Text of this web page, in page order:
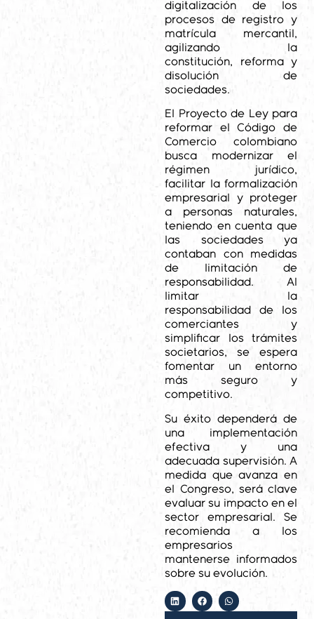
digitalización de los
procesos de registro y
matrícula mercantil,
agilizando la
constitución, reforma y
disolución de
sociedades.
El Proyecto de Ley para
reformar el Código de
Comercio colombiano
busca modernizar el
régimen jurídico,
facilitar la formalización
empresarial y proteger
a personas naturales,
teniendo en cuenta que
las sociedades ya
contaban con medidas
de limitación de
responsabilidad. Al
limitar la
responsabilidad de los
comerciantes y
simplificar los trámites
societarios, se espera
fomentar un entorno
más seguro y
competitivo.
Su éxito dependerá de
una implementación
efectiva y una
adecuada supervisión. A
medida que avanza en
el Congreso, será clave
evaluar su impacto en el
sector empresarial. Se
recomienda a los
empresarios
mantenerse informados
sobre su evolución.